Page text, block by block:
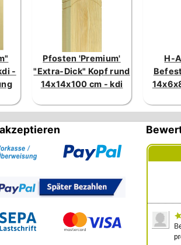
-
Pfosten 'Premium'
"Extra-Dick" Kopf rund
14x14x100 cm - kdi
H-